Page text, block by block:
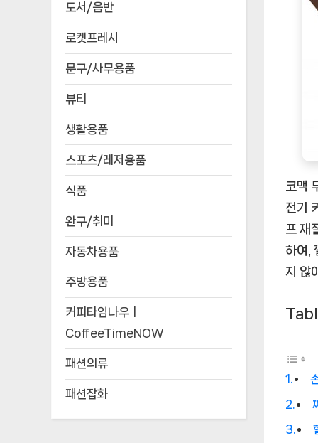
코맥
전기
프 재
하여,
지 않
도서/음반
로켓프레시
문구/사무용품
뷰티
생활용품
스포츠/레저용품
식품
완구/취미
자동차용품
주방용품
커피타임나우ㅣ
CoffeeTimeNOW
패션의류
패션잡화